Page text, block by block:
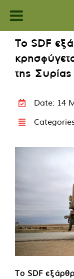
content
Το SDF
της Συρίας
Date: 14
Το SDF